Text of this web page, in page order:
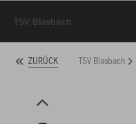
TSV Blasbach
ZURÜCK TSV Blasbach